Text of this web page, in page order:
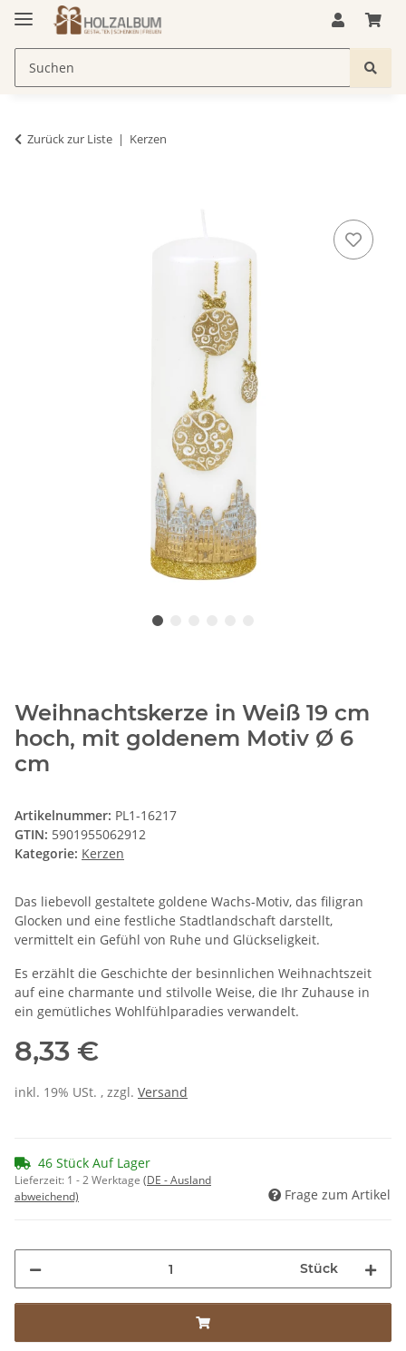
Zurück zur Liste Kerzen
Weihnachtskerze in Weiß 19 cm
hoch, mit goldenem Motiv Ø 6
cm
Artikelnummer: PL1-16217
GTIN: 5901955062912
Kategorie: Kerzen
Das liebevoll gestaltete goldene Wachs-Motiv, das filigran
Glocken und eine festliche Stadtlandschaft darstellt,
vermittelt ein Gefühl von Ruhe und Glückseligkeit.
Es erzählt die Geschichte der besinnlichen Weihnachtszeit
auf eine charmante und stilvolle Weise, die Ihr Zuhause in
ein gemütliches Wohlfühlparadies verwandelt.
8,33 €
inkl. 19% USt. , zzgl. Versand
46 Stück Auf Lager
Lieferzeit: 1 - 2 Werktage (DE - Ausland
abweichend)
Frage zum Artikel
Stück